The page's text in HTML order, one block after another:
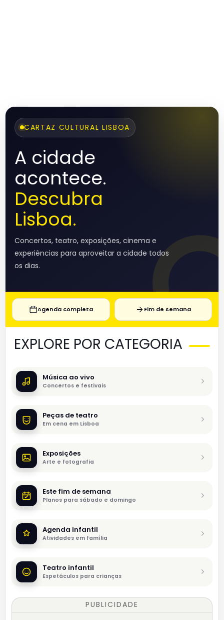
CARTAZ CULTURAL LISBOA
A cidade
acontece.
Descubra
Lisboa.
Concertos, teatro, exposições, cinema e
experiências para aproveitar a cidade todos
os dias.
Agenda completa Fim de semana
EXPLORE POR CATEGORIA
Música ao vivo
Concertos e festivais
Peças de teatro
Em cena em Lisboa
Exposições
Arte e fotografia
Este fim de semana
Planos para sábado e domingo
Agenda infantil
Atividades em família
Teatro infantil
Espetáculos para crianças
PUBLICIDADE